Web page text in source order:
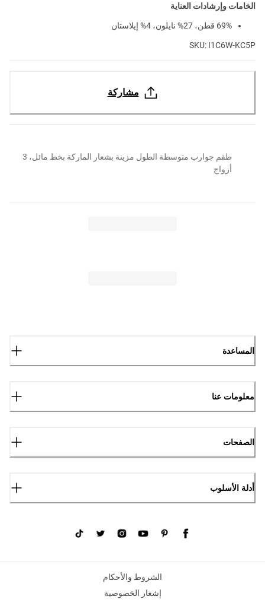
الخامات وإرشادات العناية
69% قطن، 27% نايلون، 4% إيلاستان
SKU: I1C6W-KC5P
مشاركة
طقم جوارب متوسطة الطول مزينة بشعار الماركة بخط مائل، 3
أزواج
المساعدة
معلومات عنا
الصفحات
أدلة الأسلوب
الشروط والأحكام
إشعار الخصوصية